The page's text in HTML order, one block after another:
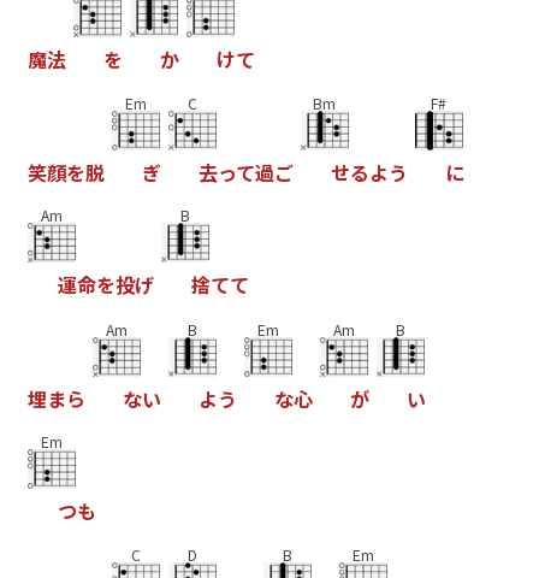
魔法 を か けて
笑顔を脱
Em
ぎ
C
去って過ご
Bm
せるよう
F#
に
Am
運命を投げ
B
捨てて
埋まら
Am
ない
B
よう
Em
な心
Am
が
B
い
Em
つも
C D B Em